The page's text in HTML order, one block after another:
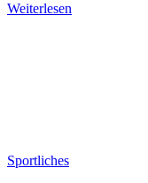
Weiterlesen
Sportliches